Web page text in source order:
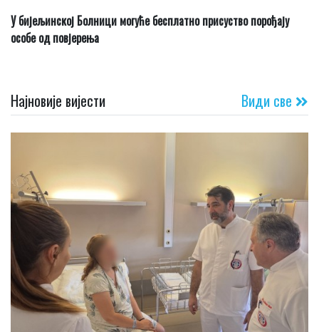
У бијељинској Болници могуће бесплатно присуство порођају
особе од повјерења
Најновије вијести Види све